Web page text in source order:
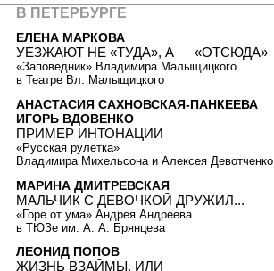
В ПЕТЕРБУРГЕ
ЕЛЕНА МАРКОВА
УЕЗЖАЮТ НЕ «ТУДА», А — «ОТСЮДА»
«Заповедник» Владимира Малыщицкого
в Театре Вл. Малыщицкого
АНАСТАСИЯ САХНОВСКАЯ-ПАНКЕЕВА
ИГОРЬ ВДОВЕНКО
ПРИМЕР ИНТОНАЦИИ
«Русская рулетка»
Владимира Михельсона и Алексея Девотченко
МАРИНА ДМИТРЕВСКАЯ
МАЛЬЧИК С ДЕВОЧКОЙ ДРУЖИЛ...
«Горе от ума» Андрея Андреева
в ТЮЗе им. А. А. Брянцева
ЛЕОНИД ПОПОВ
ЖИЗНЬ ВЗАЙМЫ, ИЛИ